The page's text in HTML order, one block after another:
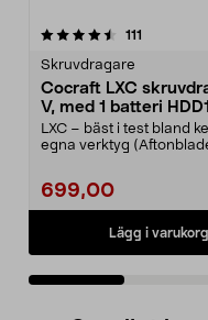
111
Skruvdragare
Cocraft LXC
V, med 1 batteri
LXC – bäst i test bland
egna verktyg
699,00
Lägg i varukorg
4.5 av 5 stjärnor